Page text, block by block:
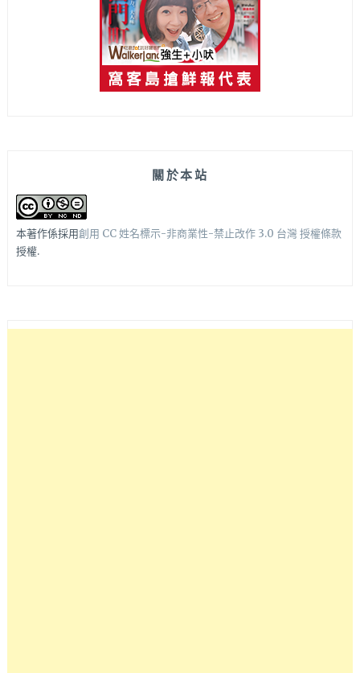
關於本站
本著作係採用創用 CC 姓名標示-非商業性-禁止改作 3.0 台灣 授權條款
授權.